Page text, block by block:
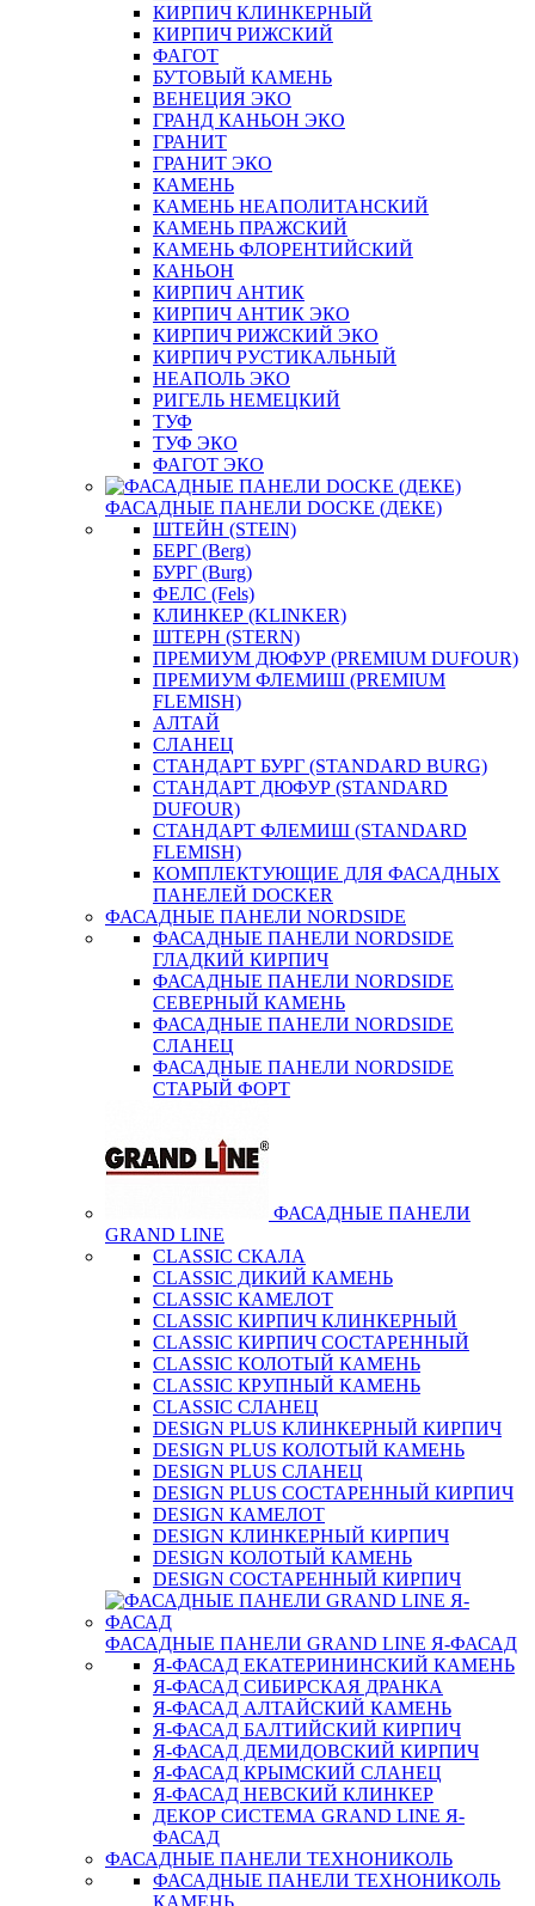
КИРПИЧ КЛИНКЕРНЫЙ
КИРПИЧ РИЖСКИЙ
ФАГОТ
БУТОВЫЙ КАМЕНЬ
ВЕНЕЦИЯ ЭКО
ГРАНД КАНЬОН ЭКО
ГРАНИТ
ГРАНИТ ЭКО
КАМЕНЬ
КАМЕНЬ НЕАПОЛИТАНСКИЙ
КАМЕНЬ ПРАЖСКИЙ
КАМЕНЬ ФЛОРЕНТИЙСКИЙ
КАНЬОН
КИРПИЧ АНТИК
КИРПИЧ АНТИК ЭКО
КИРПИЧ РИЖСКИЙ ЭКО
КИРПИЧ РУСТИКАЛЬНЫЙ
НЕАПОЛЬ ЭКО
РИГЕЛЬ НЕМЕЦКИЙ
ТУФ
ТУФ ЭКО
ФАГОТ ЭКО
ФАСАДНЫЕ ПАНЕЛИ DOCKE (ДЕКЕ)
ШТЕЙН (STEIN)
БЕРГ (Berg)
БУРГ (Burg)
ФЕЛС (Fels)
КЛИНКЕР (KLINKER)
ШТЕРН (STERN)
ПРЕМИУМ ДЮФУР (PREMIUM DUFOUR)
ПРЕМИУМ ФЛЕМИШ (PREMIUM
FLEMISH)
АЛТАЙ
СЛАНЕЦ
СТАНДАРТ БУРГ (STANDARD BURG)
СТАНДАРТ ДЮФУР (STANDARD
DUFOUR)
СТАНДАРТ ФЛЕМИШ (STANDARD
FLEMISH)
КОМПЛЕКТУЮЩИЕ ДЛЯ ФАСАДНЫХ
ПАНЕЛЕЙ DOCKER
ФАСАДНЫЕ ПАНЕЛИ NORDSIDE
ФАСАДНЫЕ ПАНЕЛИ NORDSIDE
ГЛАДКИЙ КИРПИЧ
ФАСАДНЫЕ ПАНЕЛИ NORDSIDE
СЕВЕРНЫЙ КАМЕНЬ
ФАСАДНЫЕ ПАНЕЛИ NORDSIDE
СЛАНЕЦ
ФАСАДНЫЕ ПАНЕЛИ NORDSIDE
СТАРЫЙ ФОРТ
ФАСАДНЫЕ ПАНЕЛИ
GRAND LINE
CLASSIC СКАЛА
CLASSIC ДИКИЙ КАМЕНЬ
CLASSIC КАМЕЛОТ
CLASSIC КИРПИЧ КЛИНКЕРНЫЙ
CLASSIC КИРПИЧ СОСТАРЕННЫЙ
CLASSIC КОЛОТЫЙ КАМЕНЬ
CLASSIC КРУПНЫЙ КАМЕНЬ
CLASSIC СЛАНЕЦ
DESIGN PLUS КЛИНКЕРНЫЙ КИРПИЧ
DESIGN PLUS КОЛОТЫЙ КАМЕНЬ
DESIGN PLUS СЛАНЕЦ
DESIGN PLUS СОСТАРЕННЫЙ КИРПИЧ
DESIGN КАМЕЛОТ
DESIGN КЛИНКЕРНЫЙ КИРПИЧ
DESIGN КОЛОТЫЙ КАМЕНЬ
DESIGN СОСТАРЕННЫЙ КИРПИЧ
ФАСАДНЫЕ ПАНЕЛИ GRAND LINE Я-ФАСАД
Я-ФАСАД ЕКАТЕРИНИНСКИЙ КАМЕНЬ
Я-ФАСАД СИБИРСКАЯ ДРАНКА
Я-ФАСАД АЛТАЙСКИЙ КАМЕНЬ
Я-ФАСАД БАЛТИЙСКИЙ КИРПИЧ
Я-ФАСАД ДЕМИДОВСКИЙ КИРПИЧ
Я-ФАСАД КРЫМСКИЙ СЛАНЕЦ
Я-ФАСАД НЕВСКИЙ КЛИНКЕР
ДЕКОР СИСТЕМА GRAND LINE Я-
ФАСАД
ФАСАДНЫЕ ПАНЕЛИ ТЕХНОНИКОЛЬ
ФАСАДНЫЕ ПАНЕЛИ ТЕХНОНИКОЛЬ
КАМЕНЬ